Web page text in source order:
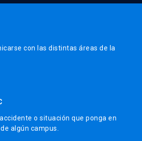
con las distintas áreas de la
o situación que ponga en
algún campus.